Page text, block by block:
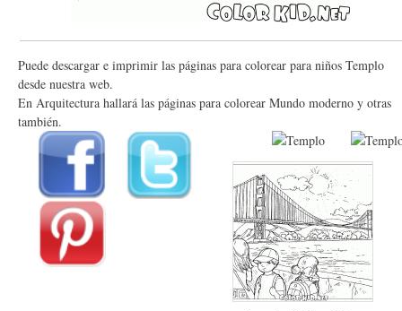
Puede descargar e imprimir las páginas para colorear para niños Templo
desde nuestra web.
En Arquitectura hallará las páginas para colorear Mundo moderno y otras
también.